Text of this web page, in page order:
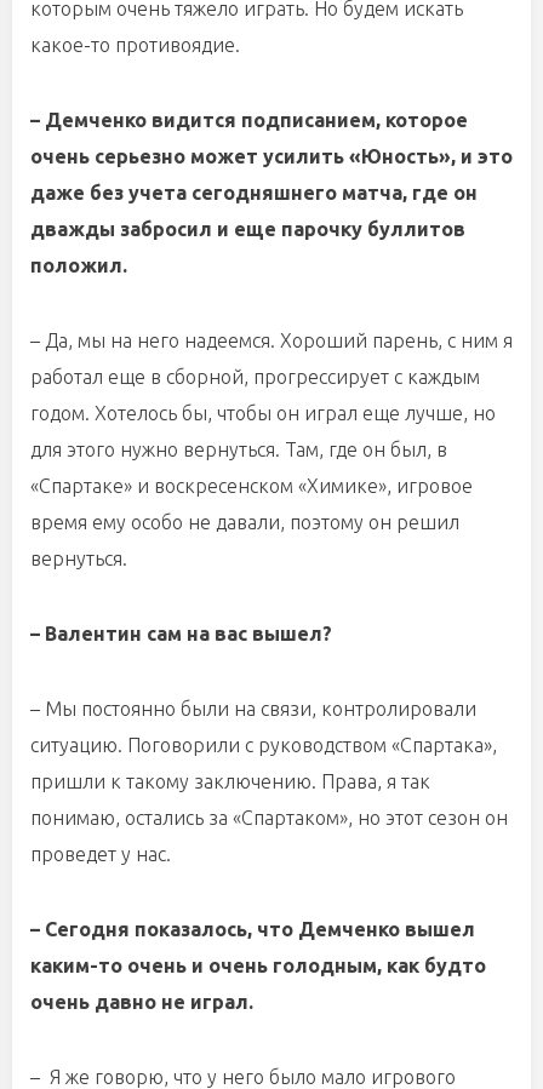
которым очень тяжело играть. Но будем искать
какое-то противоядие.
– Демченко видится подписанием, которое
очень серьезно может усилить «Юность», и это
даже без учета сегодняшнего матча, где он
дважды забросил и еще парочку буллитов
положил.
– Да, мы на него надеемся. Хороший парень, с ним я
работал еще в сборной, прогрессирует с каждым
годом. Хотелось бы, чтобы он играл еще лучше, но
для этого нужно вернуться. Там, где он был, в
«Спартаке» и воскресенском «Химике», игровое
время ему особо не давали, поэтому он решил
вернуться.
– Валентин сам на вас вышел?
– Мы постоянно были на связи, контролировали
ситуацию. Поговорили с руководством «Спартака»,
пришли к такому заключению. Права, я так
понимаю, остались за «Спартаком», но этот сезон он
проведет у нас.
– Сегодня показалось, что Демченко вышел
каким-то очень и очень голодным, как будто
очень давно не играл.
– Я же говорю, что у него было мало игрового